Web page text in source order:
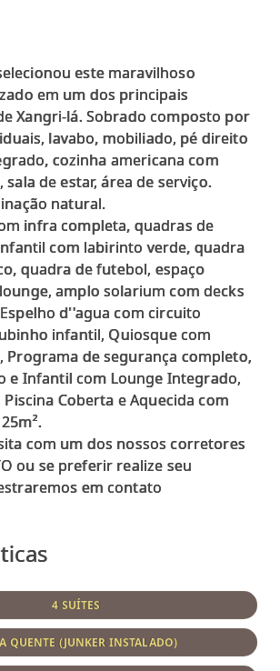
este maravilhoso
em um dos principais
Xangri-lá. Sobrado composto por
lavabo, mobiliado, pé direito
cozinha americana com
de estar, área de serviço.
natural.
infra completa, quadras de
com labirinto verde, quadra
quadra de futebol, espaço
amplo solarium com decks
d''agua com circuito
infantil, Quiosque com
Programa de segurança completo,
e Infantil com Lounge Integrado,
Piscina Coberta e Aquecida com
com um dos nossos corretores
ou se preferir realize seu
em contato
4 SUÍTES
QUENTE (JUNKER INSTALADO)